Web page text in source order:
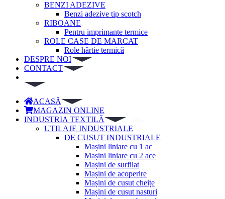
BENZI ADEZIVE
Benzi adezive tip scotch
RIBOANE
Pentru imprimante termice
ROLE CASE DE MARCAT
Role hârtie termică
DESPRE NOI
CONTACT
ACASĂ
MAGAZIN ONLINE
INDUSTRIA TEXTILĂ
UTILAJE INDUSTRIALE
DE CUSUT INDUSTRIALE
Mașini liniare cu 1 ac
Mașini liniare cu 2 ace
Mașini de surfilat
Mașini de acoperire
Mașini de cusut cheițe
Mașini de cusut nasturi